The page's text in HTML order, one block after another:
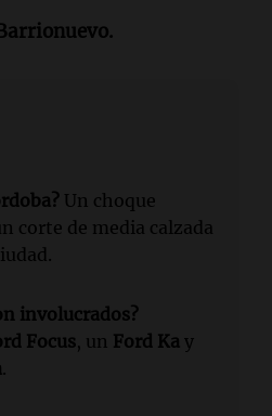
Un choque
corte de media calzada
involucrados?
Focus, un Ford Ka y
.